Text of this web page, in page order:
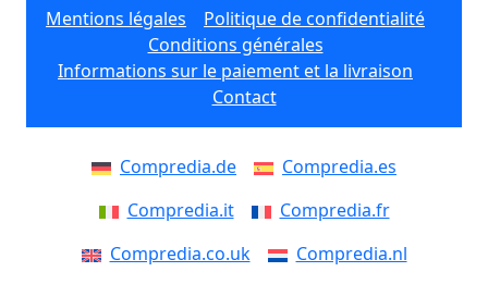
Mentions légales
Politique de confidentialité
Conditions générales
Informations sur le paiement et la livraison
Contact
Compredia.de
Compredia.es
Compredia.it
Compredia.fr
Compredia.co.uk
Compredia.nl